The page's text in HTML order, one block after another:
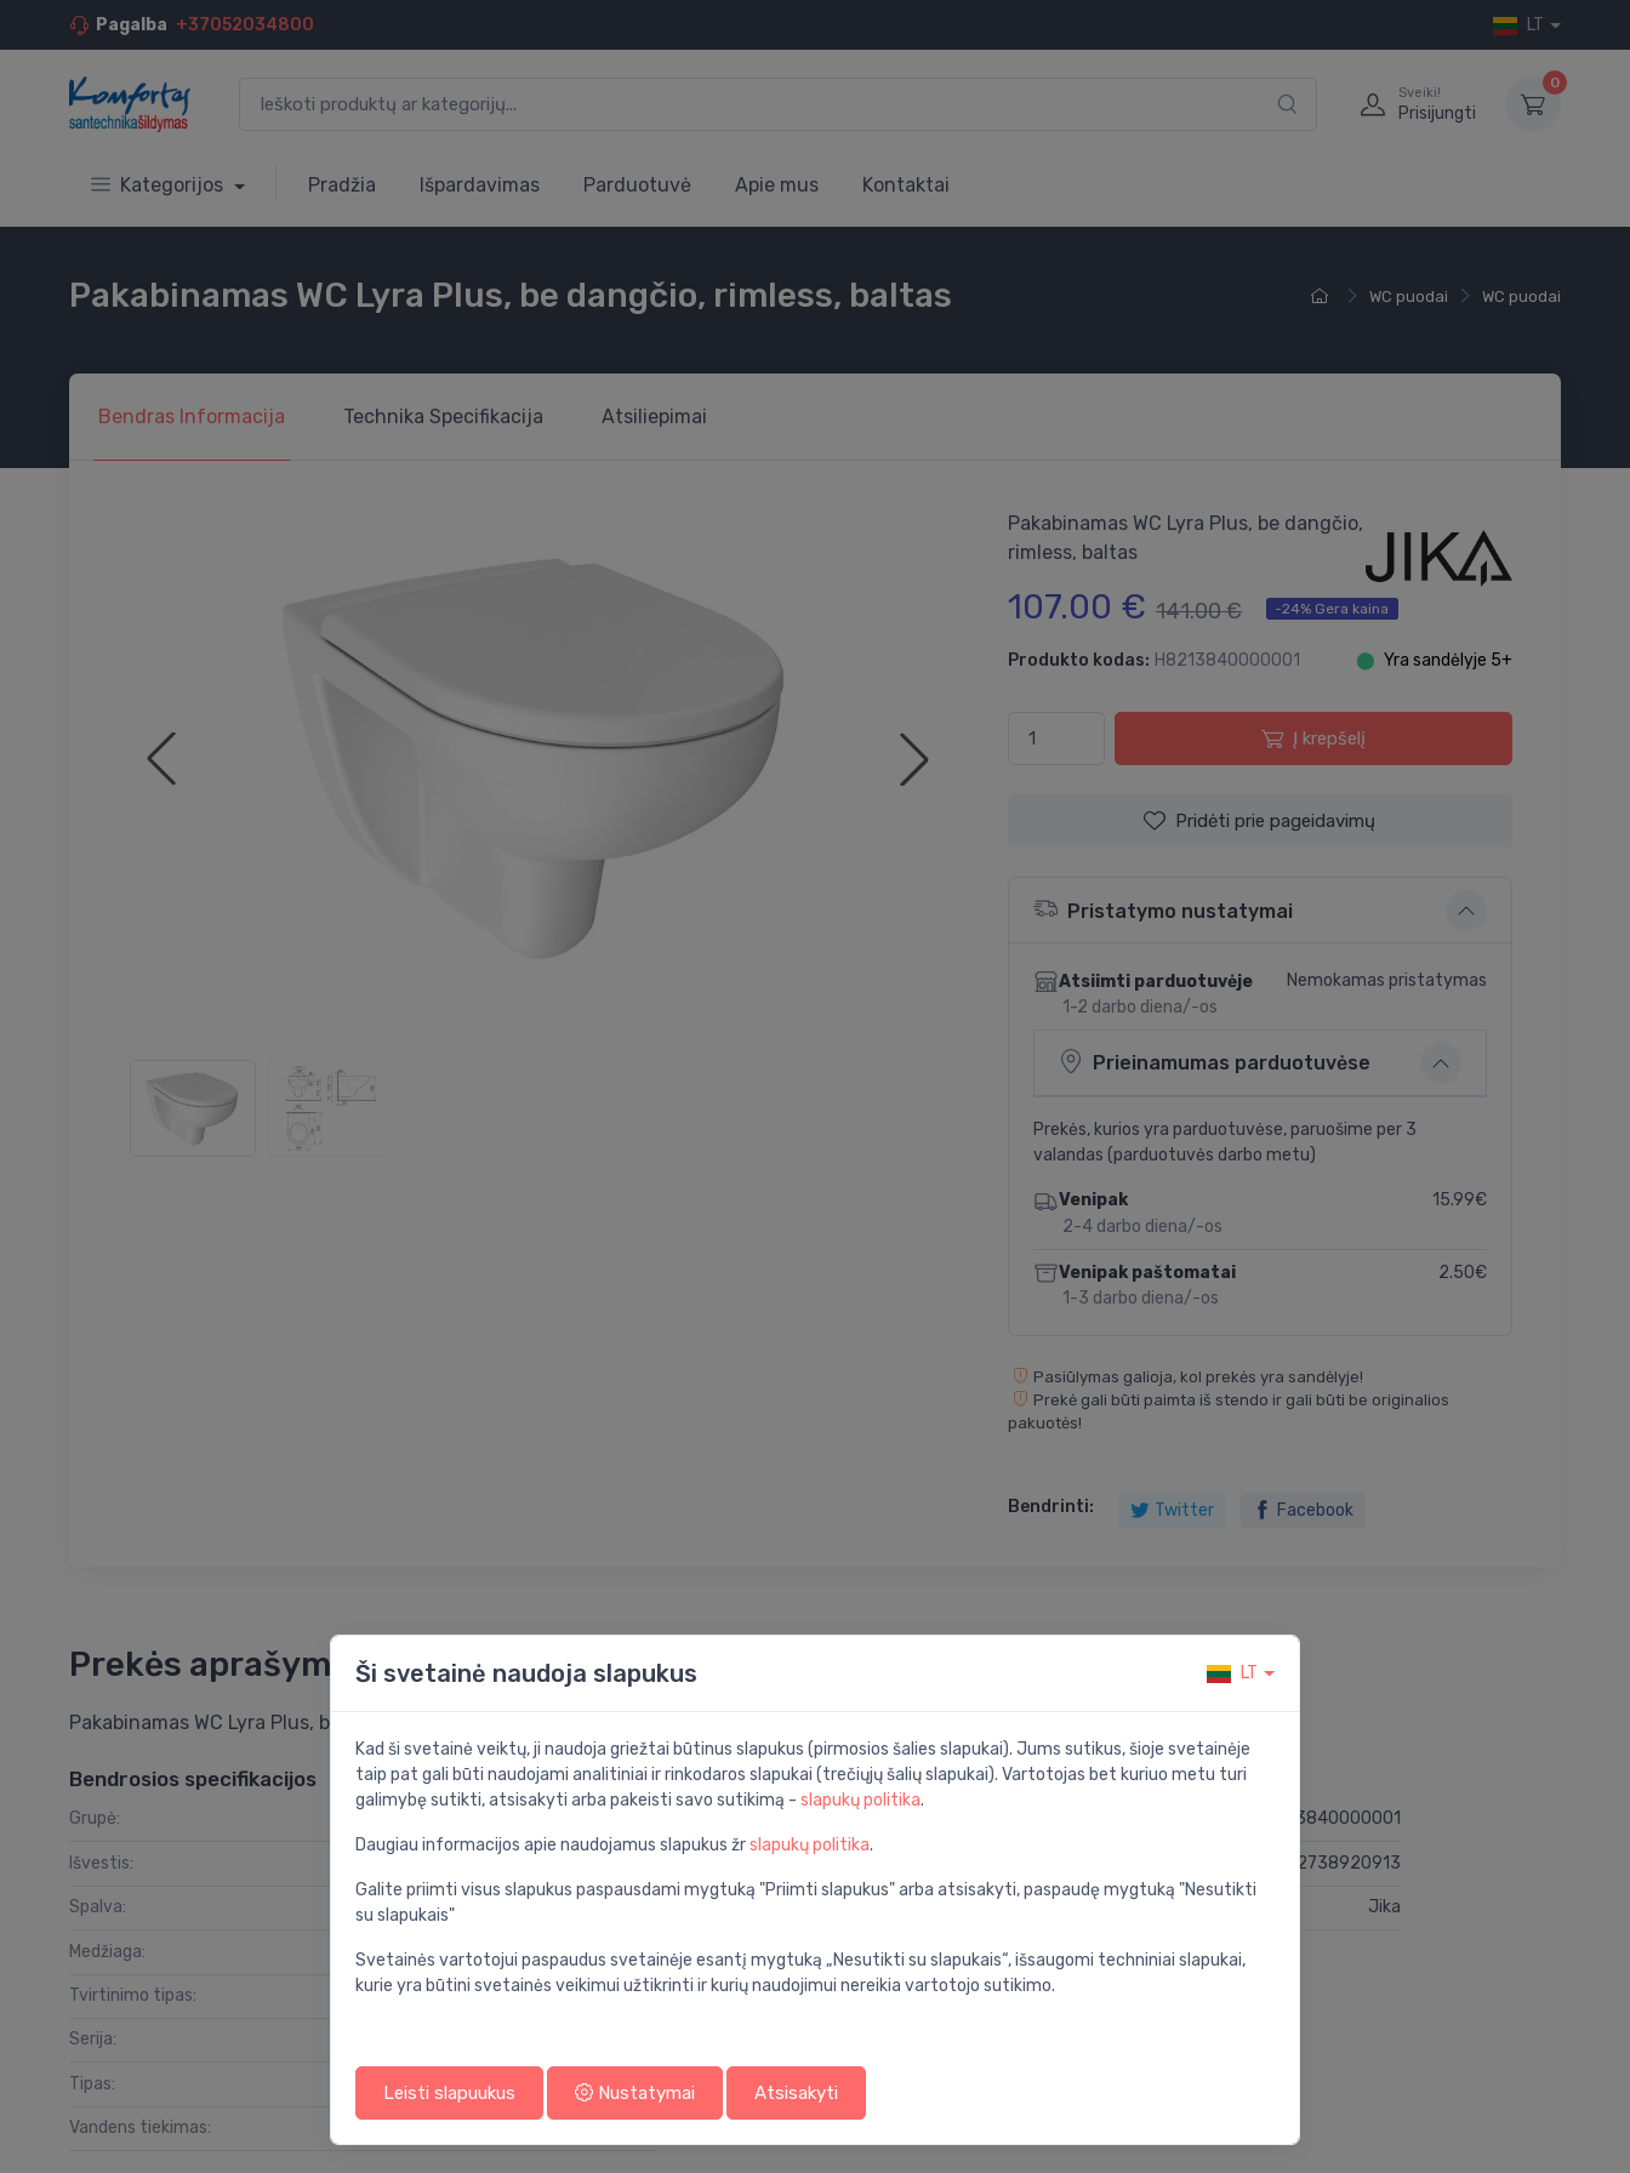
Pagalba +37052034800 LT
Sveiki!
Prisijungti
0
Kategorijos Pradžia Išpardavimas Parduotuvė Apie mus Kontaktai
WC puodai WC puodai
Pakabinamas WC Lyra Plus, be dangčio, rimless, baltas
Bendras Informacija Technika Specifikacija Atsiliepimai
Pakabinamas WC Lyra Plus, be dangčio,
rimless, baltas
107.00 € 141.00 € -24% Gera kaina
Produkto kodas: H8213840000001 ⬤ Yra sandėlyje 5+
Į krepšelį
Pridėti prie pageidavimų
Pristatymo nustatymai
Atsiimti parduotuvėje
1-2 darbo diena/-os
Nemokamas pristatymas
Prieinamumas parduotuvėse
Prekės, kurios yra parduotuvėse, paruošime per 3
valandas (parduotuvės darbo metu)
Venipak
2-4 darbo diena/-os
15.99€
Venipak paštomatai
1-3 darbo diena/-os
2.50€
Pasiūlymas galioja, kol prekės yra sandėlyje!
Prekė gali būti paimta iš stendo ir gali būti be originalios
pakuotės!
Bendrinti: Twitter Facebook
Prekės aprašymas
Pakabinamas WC Lyra Plus, be dangčio, rimless, baltas
Bendrosios specifikacijos
Grupė:
Išvestis:
Spalva:
Medžiaga: keramika
Tvirtinimo tipas: ant sienos
Serija:
Tipas: standarta
Vandens tiekimas:
Specifikacija
H8213840000001
7612738920913
Jika
Ši svetainė naudoja slapukus LT
Kad ši svetainė veiktų, ji naudoja griežtai būtinus slapukus (pirmosios šalies slapukai). Jums sutikus, šioje svetainėje
taip pat gali būti naudojami analitiniai ir rinkodaros slapukai (trečiųjų šalių slapukai). Vartotojas bet kuriuo metu turi
galimybę sutikti, atsisakyti arba pakeisti savo sutikimą - slapukų politika.
Daugiau informacijos apie naudojamus slapukus žrslapukų politika.
Galite priimti visus slapukus paspausdami mygtuką "Priimti slapukus" arba atsisakyti, paspaudę mygtuką "Nesutikti
su slapukais"
Svetainės vartotojui paspaudus svetainėje esantį mygtuką „Nesutikti su slapukais“, išsaugomi techniniai slapukai,
kurie yra būtini svetainės veikimui užtikrinti ir kurių naudojimui nereikia vartotojo sutikimo.
Leisti slapuukus Nustatymai Atsisakyti